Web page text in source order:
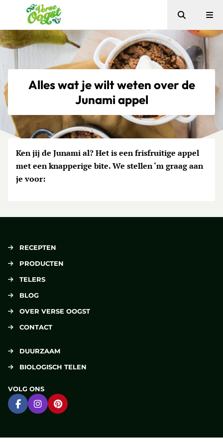
Verse Oogst
Zoeken
Alles wat je wilt weten over de
Junami appel
Ken jij de Junami al? Het is een frisfruitige appel
met een knapperige bite. We stellen ‘m graag aan
je voor:
RECEPTEN
PRODUCTEN
TELERS
BLOG
OVER VERSE OOGST
CONTACT
DUURZAAM
BIOLOGISCH TELEN
VOLG ONS
Ga naar Facebook
Ga naar Instagram
Ga naar Pinterest